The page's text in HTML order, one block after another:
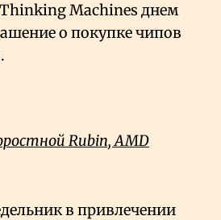
Machines днем
о покупке чипов
Rubin, AMD
в привлечении